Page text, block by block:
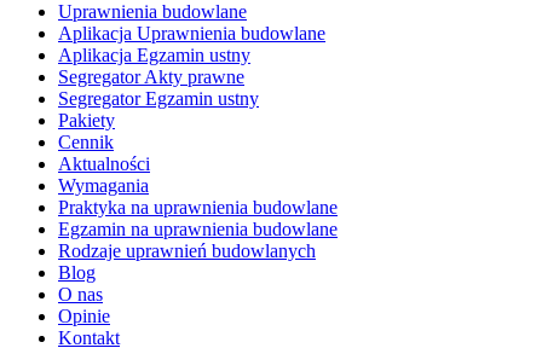
Uprawnienia budowlane
Aplikacja Uprawnienia budowlane
Aplikacja Egzamin ustny
Segregator Akty prawne
Segregator Egzamin ustny
Pakiety
Cennik
Aktualności
Wymagania
Praktyka na uprawnienia budowlane
Egzamin na uprawnienia budowlane
Rodzaje uprawnień budowlanych
Blog
O nas
Opinie
Kontakt